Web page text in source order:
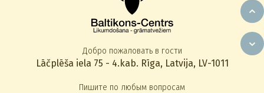
Добро пожаловать в гости
Lāčplēša iela 75 - 4.kab. Rīga, Latvija, LV-1011
Пишите по любым вопросам